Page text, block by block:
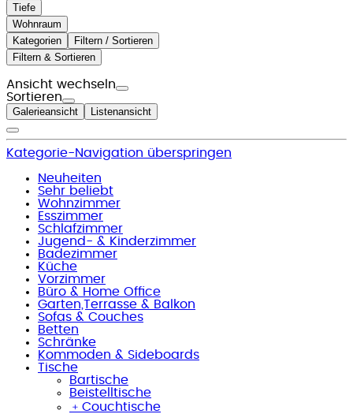
Tiefe
Wohnraum
Kategorien
Filtern / Sortieren
Filtern & Sortieren
Ansicht wechseln
Sortieren
Galerieansicht Listenansicht
Kategorie-Navigation überspringen
Neuheiten
Sehr beliebt
Wohnzimmer
Esszimmer
Schlafzimmer
Jugend- & Kinderzimmer
Badezimmer
Küche
Vorzimmer
Büro & Home Office
Garten,Terrasse & Balkon
Sofas & Couches
Betten
Schränke
Kommoden & Sideboards
Tische
Bartische
Beistelltische
﹢ Couchtische